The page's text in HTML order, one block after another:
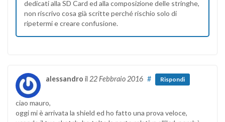
dedicati alla SD Card ed alla composizione delle stringhe,
non riscrivo cosa già scritte perché rischio solo di
ripetermi e creare confusione.
alessandro il 22 Febbraio 2016 # Rispondi
ciao mauro,
oggi mi è arrivata la shield ed ho fatto una prova veloce,